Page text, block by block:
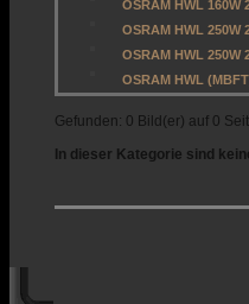
OSRAM HWL 160W
OSRAM HWL 250W
OSRAM HWL 250W
OSRAM HWL
Gefunden: 0 Bild(er) auf 0
In dieser Kategorie sind